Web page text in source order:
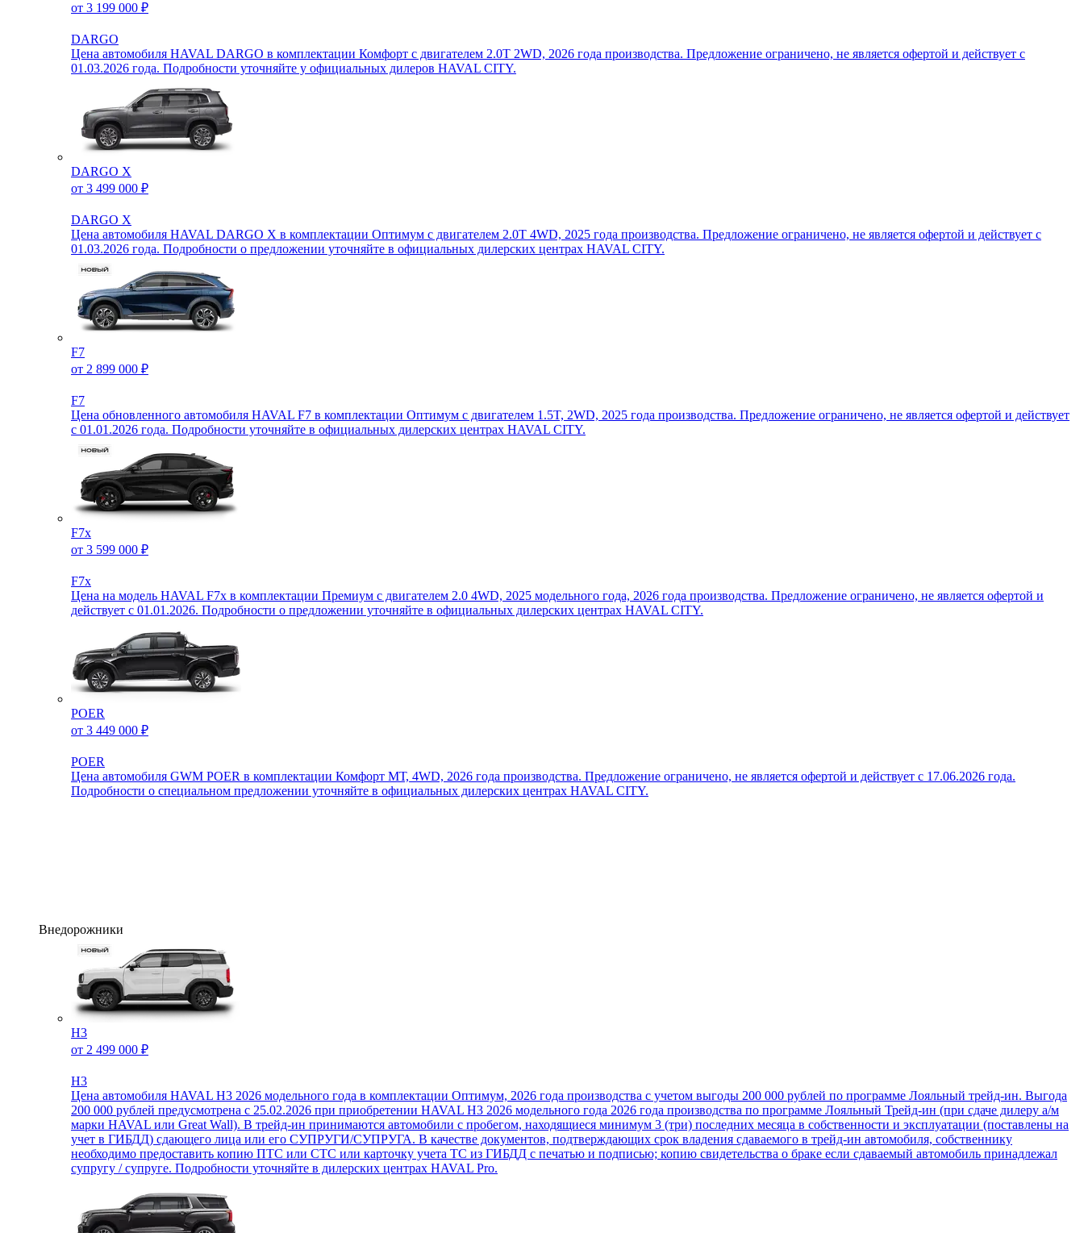
от 3 199 000 ₽
DARGO
Цена автомобиля HAVAL DARGO в комплектации Комфорт с двигателем 2.0T 2WD, 2026 года производства. Предложение ограничено, не является офертой и действует с
01.03.2026 года. Подробности уточняйте у официальных дилеров HAVAL CITY.
DARGO X
от 3 499 000 ₽
DARGO X
Цена автомобиля HAVAL DARGO X в комплектации Оптимум с двигателем 2.0T 4WD, 2025 года производства. Предложение ограничено, не является офертой и действует с
01.03.2026 года. Подробности о предложении уточняйте в официальных дилерских центрах HAVAL CITY.
F7
от 2 899 000 ₽
F7
Цена обновленного автомобиля HAVAL F7 в комплектации Оптимум с двигателем 1.5T, 2WD, 2025 года производства. Предложение ограничено, не является офертой и действует
с 01.01.2026 года. Подробности уточняйте в официальных дилерских центрах HAVAL CITY.
F7x
от 3 599 000 ₽
F7x
Цена на модель HAVAL F7х в комплектации Премиум с двигателем 2.0 4WD, 2025 модельного года, 2026 года производства. Предложение ограничено, не является офертой и
действует с 01.01.2026. Подробности о предложении уточняйте в официальных дилерских центрах HAVAL CITY.
POER
от 3 449 000 ₽
POER
Цена автомобиля GWM POER в комплектации Комфорт МТ, 4WD, 2026 года производства. Предложение ограничено, не является офертой и действует с 17.06.2026 года.
Подробности о специальном предложении уточняйте в официальных дилерских центрах HAVAL CITY.
Внедорожники
H3
от 2 499 000 ₽
H3
Цена автомобиля HAVAL H3 2026 модельного года в комплектации Оптимум, 2026 года производства с учетом выгоды 200 000 рублей по программе Лояльный трейд-ин. Выгода
200 000 рублей предусмотрена с 25.02.2026 при приобретении HAVAL H3 2026 модельного года 2026 года производства по программе Лояльный Трейд-ин (при сдаче дилеру а/м
марки HAVAL или Great Wall). В трейд-ин принимаются автомобили с пробегом, находящиеся минимум 3 (три) последних месяца в собственности и эксплуатации (поставлены на
учет в ГИБДД) сдающего лица или его СУПРУГИ/СУПРУГА. В качестве документов, подтверждающих срок владения сдаваемого в трейд-ин автомобиля, собственнику
необходимо предоставить копию ПТС или СТС или карточку учета ТС из ГИБДД с печатью и подписью; копию свидетельства о браке если сдаваемый автомобиль принадлежал
супругу / супруге. Подробности уточняйте в дилерских центрах HAVAL Pro.